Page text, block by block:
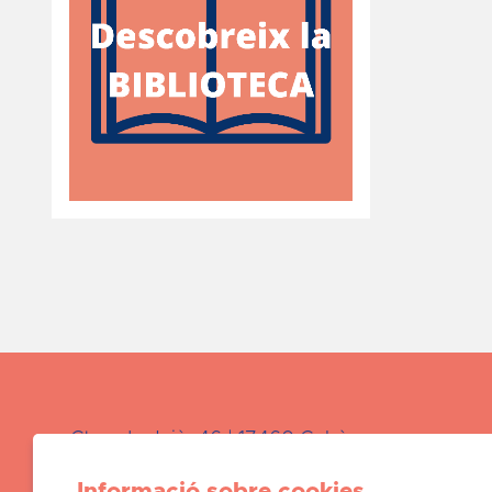
Ctra. de Juià, 46 | 17460 Celrà